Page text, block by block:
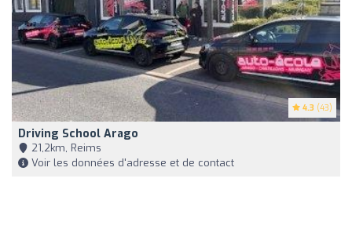
4.3 (43)
Driving School Arago
21,2km, Reims
Voir les données d'adresse et de contact